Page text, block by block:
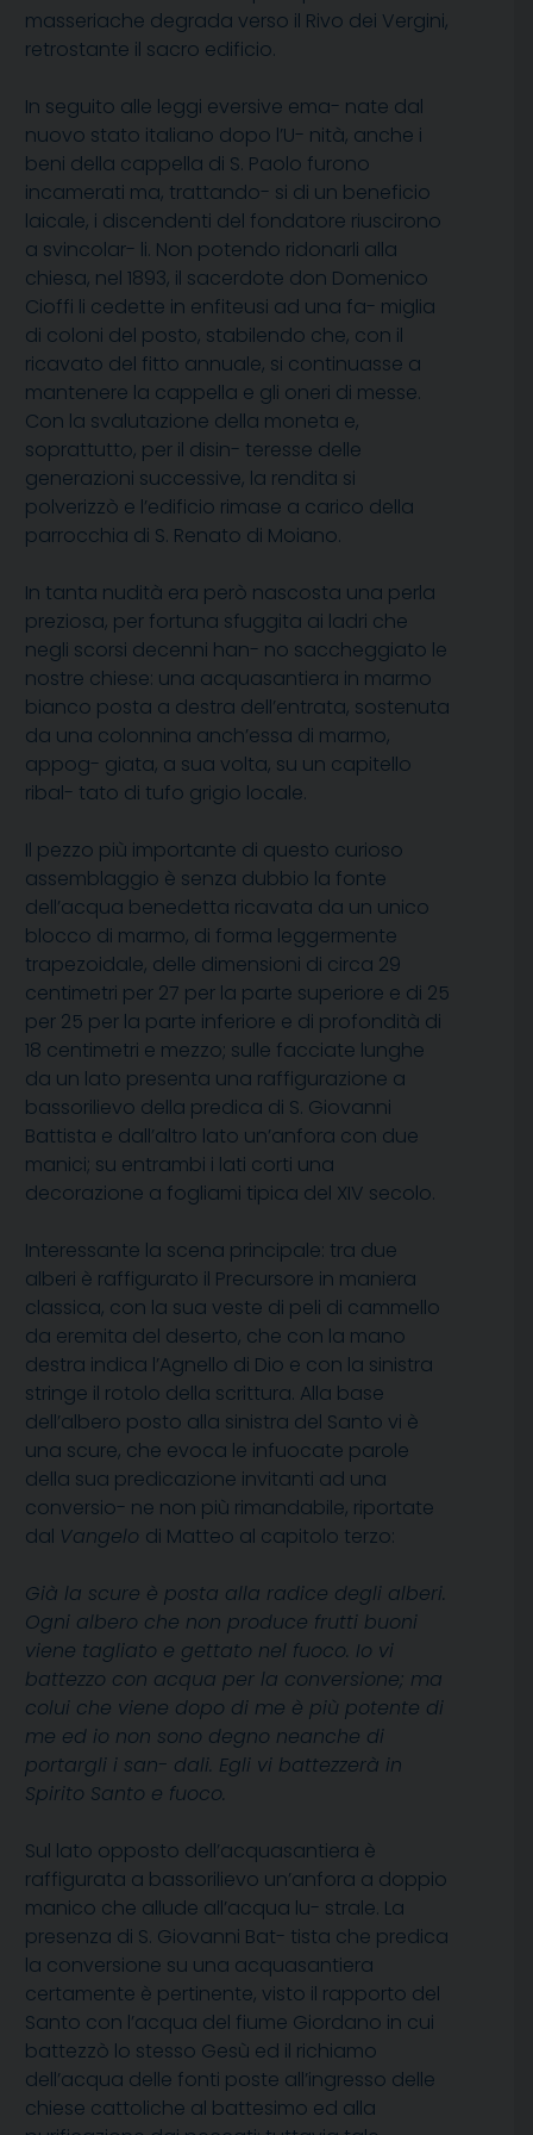
masseriache degrada verso il Rivo dei Vergini,
retrostante il sacro edificio.
In seguito alle leggi eversive ema- nate dal
nuovo stato italiano dopo l’U- nità, anche i
beni della cappella di S. Paolo furono
incamerati ma, trattando- si di un beneficio
laicale, i discendenti del fondatore riuscirono
a svincolar- li. Non potendo ridonarli alla
chiesa, nel 1893, il sacerdote don Domenico
Cioffi li cedette in enfiteusi ad una fa- miglia
di coloni del posto, stabilendo che, con il
ricavato del fitto annuale, si continuasse a
mantenere la cappella e gli oneri di messe.
Con la svalutazione della moneta e,
soprattutto, per il disin- teresse delle
generazioni successive, la rendita si
polverizzò e l’edificio rimase a carico della
parrocchia di S. Renato di Moiano.
In tanta nudità era però nascosta una perla
preziosa, per fortuna sfuggita ai ladri che
negli scorsi decenni han- no saccheggiato le
nostre chiese: una acquasantiera in marmo
bianco posta a destra dell’entrata, sostenuta
da una colonnina anch’essa di marmo,
appog- giata, a sua volta, su un capitello
ribal- tato di tufo grigio locale.
Il pezzo più importante di questo curioso
assemblaggio è senza dubbio la fonte
dell’acqua benedetta ricavata da un unico
blocco di marmo, di forma leggermente
trapezoidale, delle dimensioni di circa 29
centimetri per 27 per la parte superiore e di 25
per 25 per la parte inferiore e di profondità di
18 centimetri e mezzo; sulle facciate lunghe
da un lato presenta una raffigurazione a
bassorilievo della predica di S. Giovanni
Battista e dall’altro lato un’anfora con due
manici; su entrambi i lati corti una
decorazione a fogliami tipica del XIV secolo.
Interessante la scena principale: tra due
alberi è raffigurato il Precursore in maniera
classica, con la sua veste di peli di cammello
da eremita del deserto, che con la mano
destra indica l’Agnello di Dio e con la sinistra
stringe il rotolo della scrittura. Alla base
dell’albero posto alla sinistra del Santo vi è
una scure, che evoca le infuocate parole
della sua predicazione invitanti ad una
conversio- ne non più rimandabile, riportate
dal Vangelo di Matteo al capitolo terzo:
Già la scure è posta alla radice degli alberi.
Ogni albero che non produce frutti buoni
viene tagliato e gettato nel fuoco. Io vi
battezzo con acqua per la conversione; ma
colui che viene dopo di me è più potente di
me ed io non sono degno neanche di
portargli i san- dali. Egli vi battezzerà in
Spirito Santo e fuoco.
Sul lato opposto dell’acquasantiera è
raffigurata a bassorilievo un’anfora a doppio
manico che allude all’acqua lu- strale. La
presenza di S. Giovanni Bat- tista che predica
la conversione su una acquasantiera
certamente è pertinente, visto il rapporto del
Santo con l’acqua del fiume Giordano in cui
battezzò lo stesso Gesù ed il richiamo
dell’acqua delle fonti poste all’ingresso delle
chiese cattoliche al battesimo ed alla